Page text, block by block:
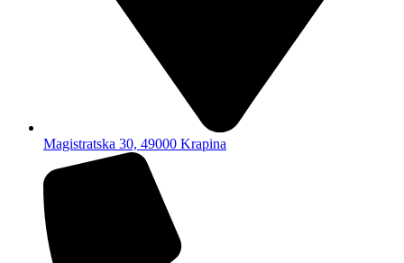
Magistratska 30, 49000 Krapina